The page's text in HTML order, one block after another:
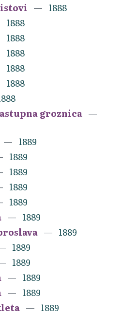
1888
1888
1888
1888
1888
1888
groznica
1889
1889
1889
1889
1889
1889
1889
1889
1889
1889
1889
1889